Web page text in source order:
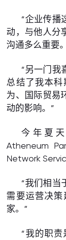
“企业传播
动，与他人分
沟通多么重要
“另一门我
总结了我本
为、国际贸易
动的影响。”
今年夏
Atheneum
Network
“我们相当
需要运营决
家。”
“我的职